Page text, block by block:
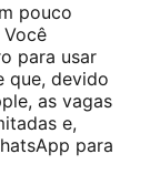
pouco
para usar
que, devido
as vagas
e,
para